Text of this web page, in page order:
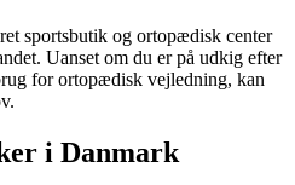
sportsbutik og ortopædisk center
Uanset om du er på udkig efter
for ortopædisk vejledning, kan
i Danmark